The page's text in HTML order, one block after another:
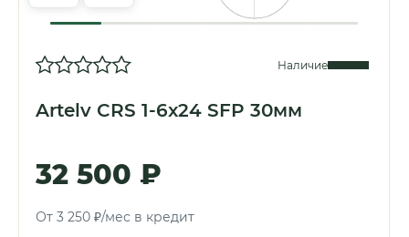
Наличие
Artelv CRS 1-6x24 SFP 30мм
32 500 ₽
От 3 250 ₽/мес в кредит